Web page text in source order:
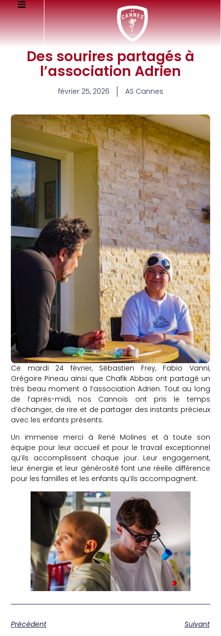
Des sourires partagés à
l’association Adrien
février 25, 2026 AS Cannes
Ce mardi 24 février, Sébastien Frey, Fabio Vanni,
Grégoire Pineau ainsi que Chafik Abbas ont partagé un
très beau moment à l’association Adrien. Tout au long
de l’après-midi, nos Cannois ont pris le temps
d’échanger, de rire et de partager des instants précieux
avec les enfants présents.
Un immense merci à René Molines et à toute son
équipe pour leur accueil et pour le travail exceptionnel
qu’ils accomplissent chaque jour. Leur engagement,
leur énergie et leur générosité font une réelle différence
pour les familles et les enfants qu’ils accompagnent.
Précédent
Suivant